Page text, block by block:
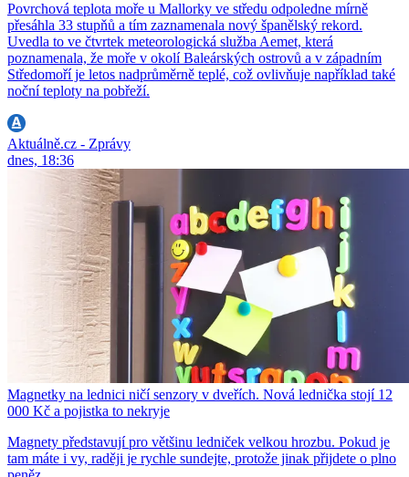
Povrchová teplota moře u Mallorky ve středu odpoledne mírně
přesáhla 33 stupňů a tím zaznamenala nový španělský rekord.
Uvedla to ve čtvrtek meteorologická služba Aemet, která
poznamenala, že moře v okolí Baleárských ostrovů a v západním
Středomoří je letos nadprůměrně teplé, což ovlivňuje například také
noční teploty na pobřeží.
Aktuálně.cz - Zprávy
dnes, 18:36
Magnetky na lednici ničí senzory v dveřích. Nová lednička stojí 12
000 Kč a pojistka to nekryje
Magnety představují pro většinu ledniček velkou hrozbu. Pokud je
tam máte i vy, raději je rychle sundejte, protože jinak přijdete o plno